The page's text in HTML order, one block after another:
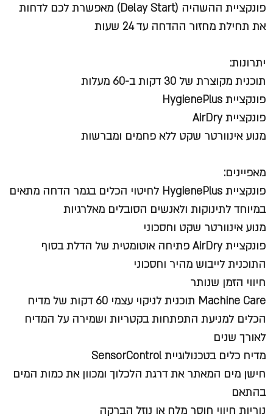
פונקציית ההשהיה (Delay Start) מאפשרת לכם לדחות
את תחילת מחזור ההדחה עד 24 שעות
יתרונות:
תוכנית מקוצרת של 30 דקות ב-60 מעלות
פונקציית HygienePlus
פונקציית AirDry
מנוע אינוורטר שקט ללא פחמים ומברשות
מאפיינים:
פונקציית HygienePlus לחיטוי הכלים בגמר הדחה מתאים
במיוחד לתינוקות ולאנשים הסובלים מאלרגיות
מנוע אינוורטר שקט וחסכוני
פונקציית AirDry פתיחה אוטומטית של הדלת בסוף
התוכנית לייבוש מהיר וחסכוני
חיווי הזמן שנותר
Machine Care תוכנית לניקוי עצמי 60 דקות של מדיח
הכלים למניעת התפתחות בקטריות ושמירה על המדיח
לאורך שנים
מדיח כלים בטכנולוגיית SensorControl
חישן מים המאתר את דרגת הלכלוך ומכוון את כמות המים
בהתאם
נוריות חיווי חוסר מלח או נוזל הברקה